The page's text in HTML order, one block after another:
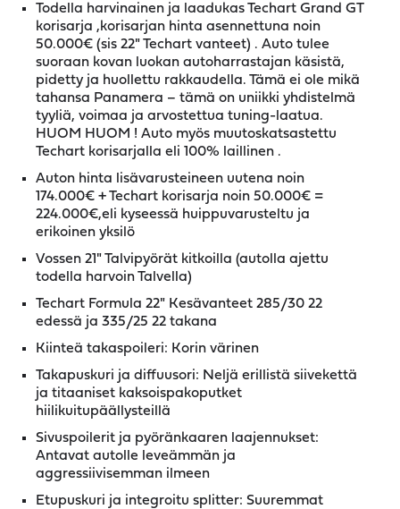
Todella harvinainen ja laadukas Techart Grand GT
korisarja ,korisarjan hinta asennettuna noin
50.000€ (sis 22" Techart vanteet) . Auto tulee
suoraan kovan luokan autoharrastajan käsistä,
pidetty ja huollettu rakkaudella. Tämä ei ole mikä
tahansa Panamera – tämä on uniikki yhdistelmä
tyyliä, voimaa ja arvostettua tuning-laatua.
HUOM HUOM ! Auto myös muutoskatsastettu
Techart korisarjalla eli 100% laillinen .
Auton hinta lisävarusteineen uutena noin
174.000€ + Techart korisarja noin 50.000€ =
224.000€,eli kyseessä huippuvarusteltu ja
erikoinen yksilö
Vossen 21" Talvipyörät kitkoilla (autolla ajettu
todella harvoin Talvella)
Techart Formula 22" Kesävanteet 285/30 22
edessä ja 335/25 22 takana
Kiinteä takaspoileri: Korin värinen
Takapuskuri ja diffuusori: Neljä erillistä siivekettä
ja titaaniset kaksoispakoputket
hiilikuitupäällysteillä
Sivuspoilerit ja pyöränkaaren laajennukset:
Antavat autolle leveämmän ja
aggressiivisemman ilmeen
Etupuskuri ja integroitu splitter: Suuremmat